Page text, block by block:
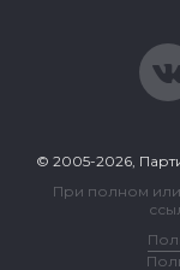
© 2005-2026,
При полном или